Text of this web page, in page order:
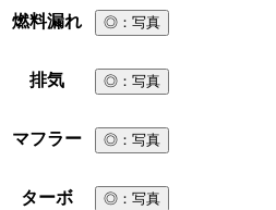
燃料漏れ ◎ ：写真
排気 ◎ ：写真
マフラー ◎ ：写真
ターボ ◎ ：写真